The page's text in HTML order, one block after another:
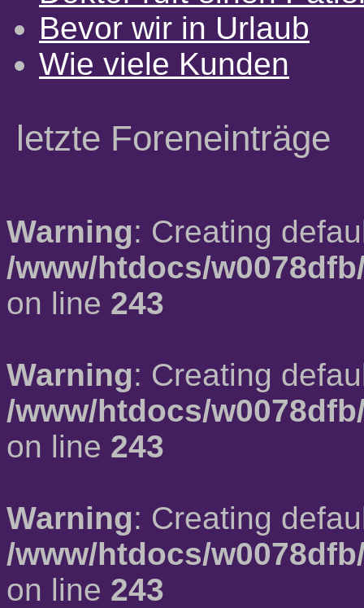
Bevor wir in Urlaub
Wie viele Kunden
letzte Foreneinträge
Warning: Creating
/www/htdocs/
on line 243
Warning: Creating
/www/htdocs/
on line 243
Warning: Creating
/www/htdocs/
on line 243